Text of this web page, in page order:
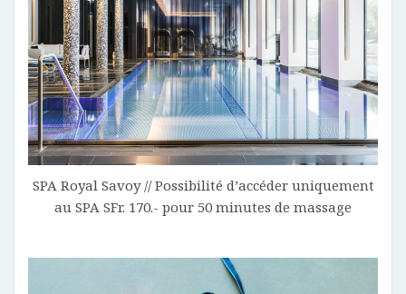
SPA Royal Savoy // Possibilité d’accéder uniquement
au SPA SFr. 170.- pour 50 minutes de massage